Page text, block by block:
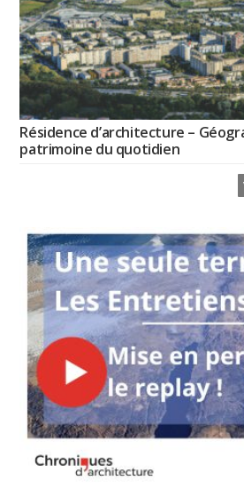
Résidence d’architecture –
patrimoine du quotidien